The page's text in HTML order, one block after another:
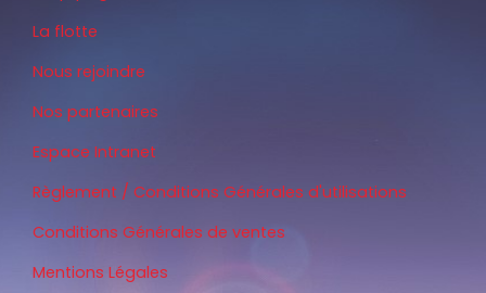
La flotte
Nous rejoindre
Nos partenaires
Espace Intranet
Règlement / Conditions Générales d'utilisations
Conditions Générales de ventes
Mentions Légales